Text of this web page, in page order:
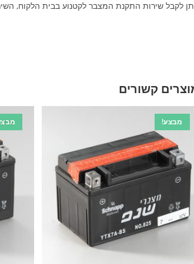
לקבל שירות התקנת המצבר לקטנוע בבית הלקוח,
קשורים
מבצע!